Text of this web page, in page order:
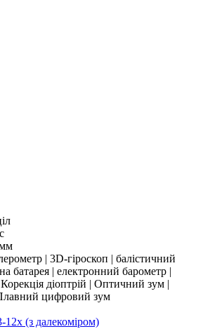
| 3D-гіроскоп | балістичний
батарея | електронний барометр |
діоптрій | Оптичний зум |
цифровий зум
(з далекоміром)